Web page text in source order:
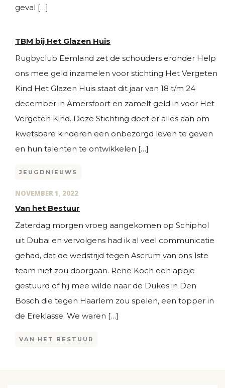
geval […]
TBM bij Het Glazen Huis
Rugbyclub Eemland zet de schouders eronder Help
ons mee geld inzamelen voor stichting Het Vergeten
Kind Het Glazen Huis staat dit jaar van 18 t/m 24
december in Amersfoort en zamelt geld in voor Het
Vergeten Kind. Deze Stichting doet er alles aan om
kwetsbare kinderen een onbezorgd leven te geven
en hun talenten te ontwikkelen […]
JEUGDNIEUWS
NOVEMBER 1, 2022
Van het Bestuur
Zaterdag morgen vroeg aangekomen op Schiphol
uit Dubai en vervolgens had ik al veel communicatie
gehad, dat de wedstrijd tegen Ascrum van ons 1ste
team niet zou doorgaan. Rene Koch een appje
gestuurd of hij mee wilde naar de Dukes in Den
Bosch die tegen Haarlem zou spelen, een topper in
de Ereklasse. We waren […]
VAN HET BESTUUR